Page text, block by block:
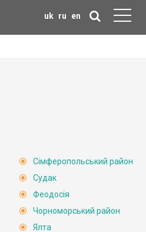
uk ru en
Сімферопольський район
Судак
Феодосія
Чорноморський район
Ялта